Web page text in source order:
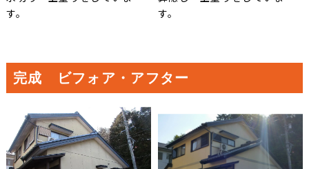
す。
す。
完成 ビフォア・アフター